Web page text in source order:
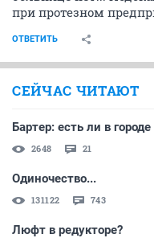
при протезном
ОТВЕТИТЬ
СЕЙЧАС ЧИТАЮТ
Бартер: есть ли в
2648 21
Одиночество...
131122 743
Люфт в редукторе?